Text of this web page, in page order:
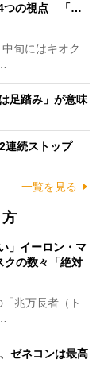
4つの視点 「…
旬にはキオク
足踏み」が意味
連続ストップ
一覧を見る
」イーロン・マ
クの数々「絶対
兆万長者（ト
ゼネコンは最高